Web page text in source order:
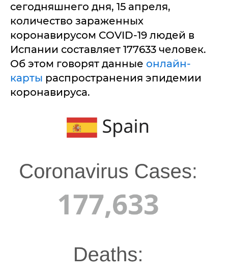
сегодняшнего дня, 15 апреля,
количество зараженных
коронавирусом COVID-19 людей в
Испании составляет 177633 человек.
Об этом говорят данные онлайн-
карты распространения эпидемии
коронавируса.